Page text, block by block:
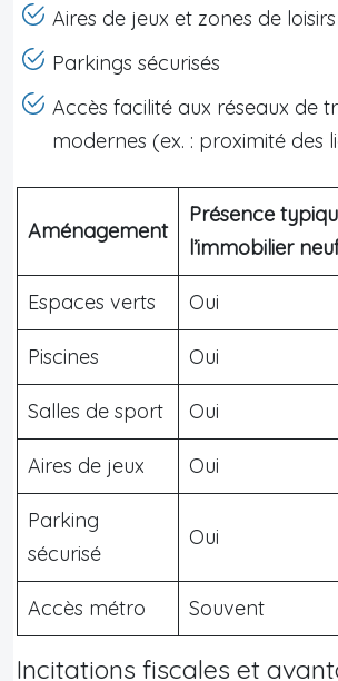
Aires de jeux et zones de
Parkings sécurisés
Accès facilité aux réseaux de
modernes (ex. : proximité des
Aménagement
Présence
l’immobilier
Espaces verts Oui
Piscines Oui
Salles de sport Oui
Aires de jeux Oui
Parking
sécurisé
Oui
Accès métro Souvent
Incitations fiscales et